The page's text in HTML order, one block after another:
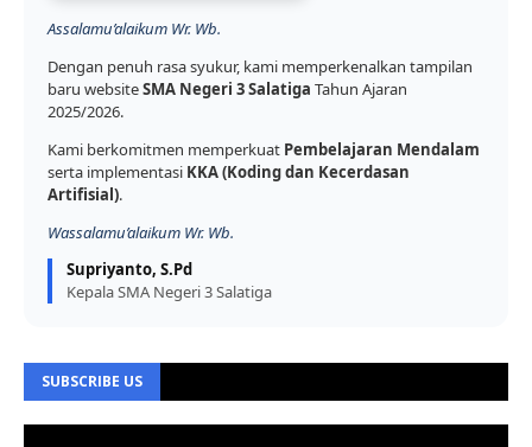
Assalamu’alaikum Wr. Wb.
Dengan penuh rasa syukur, kami memperkenalkan tampilan
baru websiteSMA Negeri 3 Salatiga Tahun Ajaran
2025/2026.
Kami berkomitmen memperkuat Pembelajaran Mendalam
serta implementasi KKA (Koding dan Kecerdasan
Artifisial).
Wassalamu’alaikum Wr. Wb.
Supriyanto, S.Pd
Kepala SMA Negeri 3 Salatiga
SUBSCRIBE US